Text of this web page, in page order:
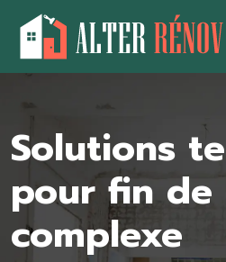
Solutions
pour fin
complexe